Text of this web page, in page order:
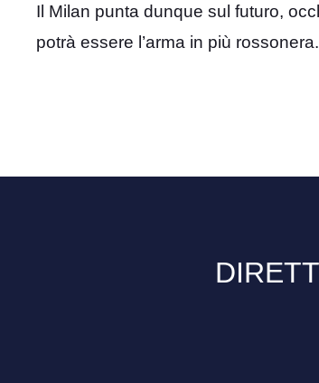
Il Milan punta dunque sul futuro,
potrà essere l’arma in più rossonera.